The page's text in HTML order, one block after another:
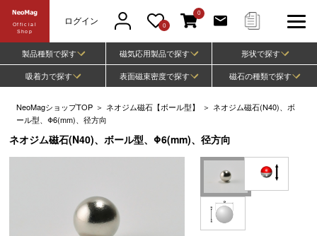
Official
Shop
ログイン 0
0
製品種類で探す 磁気応用製品で探す
形状で探す
吸着力で探す
表面磁束密度で探す 磁石の種類で探す
NeoMagショップTOP ＞ ネオジム磁石【ボール型】 ＞ ネオジム磁石(N40)、ボ
ール型、Φ6(mm)、径方向
ネオジム磁石(N40)、ボール型、Φ6(mm)、径方向